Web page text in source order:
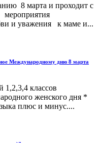
8 марта и проходит с
и уважения к маме и...
Международному дню 8 марта
1,2,3,4 классов
женского дня *
плюс и минус....